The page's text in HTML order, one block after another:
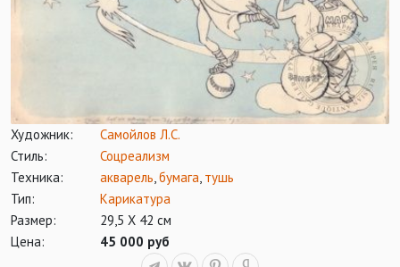
Художник:
Самойлов Л.С.
Стиль:
Соцреализм
Техника:
акварель,бумага, тушь
Тип:
Карикатура
Размер:
29,5 Х 42 см
Цена:
45 000 руб